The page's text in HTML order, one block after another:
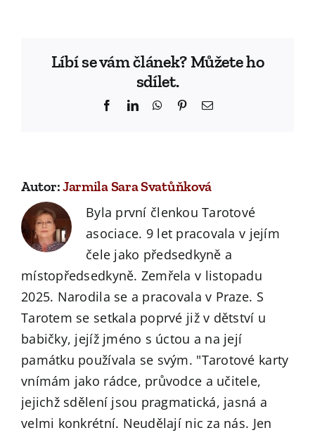
Líbí se vám článek? Můžete ho
sdílet.
FacebookLinkedInWhatsApp
PinterestEmail
Autor:Jarmila Sara Svatůňková
Byla první členkou Tarotové
asociace. 9 let pracovala v jejím
čele jako předsedkyně a
místopředsedkyně. Zemřela v listopadu
2025. Narodila se a pracovala v Praze. S
Tarotem se setkala poprvé již v dětství u
babičky, jejíž jméno s úctou a na její
památku používala se svým. "Tarotové karty
vnímám jako rádce, průvodce a učitele,
jejichž sdělení jsou pragmatická, jasná a
velmi konkrétní. Neudělají nic za nás. Jen